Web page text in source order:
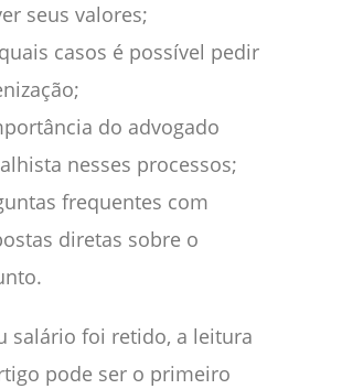
seus valores;
casos é possível pedir
do advogado
nesses processos;
frequentes com
diretas sobre o
salário foi retido, a leitura
pode ser o primeiro